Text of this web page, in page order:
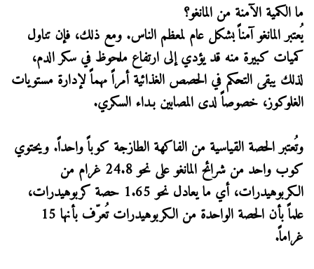
ما الكمية الآمنة من المانغو؟
يُعتبر المانغو آمناً بشكل عام لمعظم الناس. ومع ذلك، فإن تناول
كميات كبيرة منه قد يؤدي إلى ارتفاع ملحوظ في سكر الدم،
لذلك يبقى التحكم في الحصص الغذائية أمراً مهماً لإدارة مستويات
الغلوكوز، خصوصاً لدى المصابين بـداء السكري.
وتُعتبر الحصة القياسية من الفاكهة الطازجة كوباً واحداً. ويحتوي
كوب واحد من شرائح المانغو على نحو 24.8 غرام من
الكربوهيدرات، أي ما يعادل نحو 1.65 حصة كربوهيدرات،
علماً بأن الحصة الواحدة من الكربوهيدرات تُعرّف بأنها 15
غراماً.